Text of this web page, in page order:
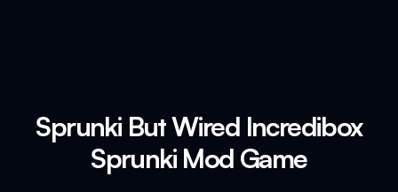
Sprunki But Wired Incredibox
Sprunki Mod Game